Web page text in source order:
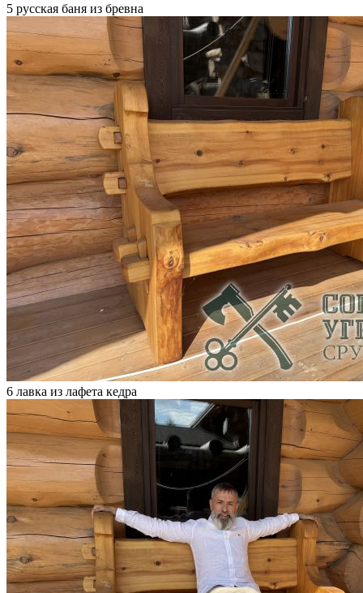
5 русская баня из бревна
6 лавка из лафета кедра